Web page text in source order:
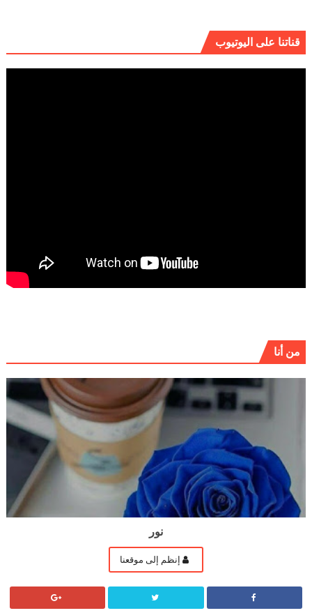
قناتنا على اليوتيوب
من أنا
نور
إنظم إلى موقعنا